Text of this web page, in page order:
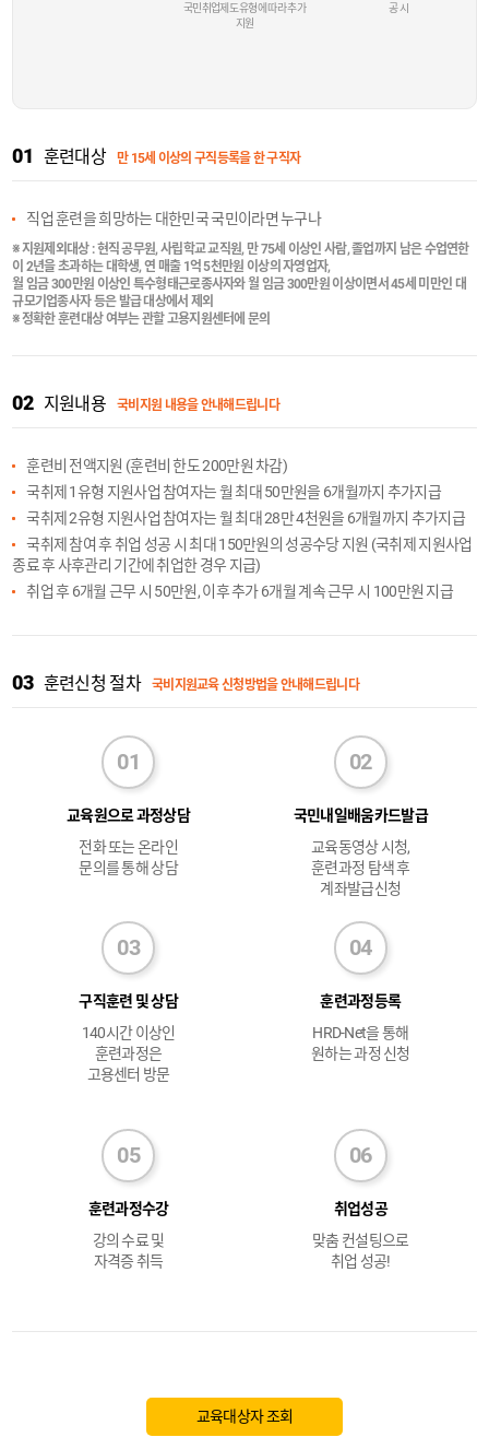
국민취업제도 유형에 따라 추가
지원
공 시
01 훈련대상 만 15세 이상의 구직등록을 한 구직자
직업 훈련을 희망하는 대한민국 국민이라면 누구나
※ 지원제외대상 : 현직 공무원, 사립학교 교직원, 만 75세 이상인 사람, 졸업까지 남은 수업연한
이 2년을 초과하는 대학생, 연 매출 1억 5천만원 이상의 자영업자,
월 임금 300만원 이상인 특수형태근로종사자와 월 임금 300만원 이상이면서 45세 미만인 대
규모기업종사자 등은 발급 대상에서 제외
※ 정확한 훈련대상 여부는 관할 고용지원센터에 문의
02 지원내용 국비지원 내용을 안내해드립니다
훈련비 전액지원 (훈련비 한도 200만원 차감)
국취제 1유형 지원사업 참여자는 월 최대 50만원을 6개월까지 추가지급
국취제 2유형 지원사업 참여자는 월 최대 28만 4천원을 6개월까지 추가지급
국취제 참여 후 취업 성공 시 최대 150만원의 성공수당 지원 (국취제 지원사업
종료 후 사후관리 기간에 취업한 경우 지급)
취업 후 6개월 근무 시 50만원, 이후 추가 6개월 계속 근무 시 100만원 지급
03 훈련신청 절차 국비지원교육 신청방법을 안내해드립니다
교육원으로 과정상담
전화 또는 온라인
문의를 통해 상담
국민내일배움카드발급
교육동영상 시청,
훈련과정 탐색 후
계좌발급신청
구직훈련 및 상담
140시간 이상인
훈련과정은
고용센터 방문
훈련과정등록
HRD-Net을 통해
원하는 과정 신청
훈련과정수강
강의 수료 및
자격증 취득
취업성공
맞춤 컨설팅으로
취업 성공!
교육대상자 조회